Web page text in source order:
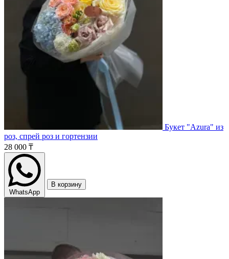
Букет "Azura" из
роз, спрей роз и гортензии
28 000 ₸
WhatsApp
В корзину